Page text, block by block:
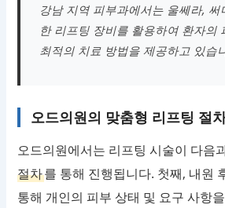
강남 지역 피부과에서는 울쎄라,
한 리프팅 장비를 활용하여 환자의
최적의 치료 방법을 제공하고 있습
오드의원의 맞춤형 리프팅 절
오드의원에서는 리프팅 시술이 다음
절차를 통해 진행됩니다. 첫째, 내원
통해 개인의 피부 상태 및 요구 사항